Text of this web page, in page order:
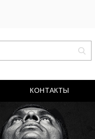
КОНТАКТЫ